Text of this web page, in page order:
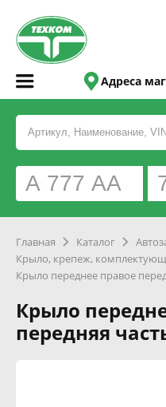
Адреса
Главная Каталог
Крыло, крепеж,
Крыло переднее правое
Крыло
передняя